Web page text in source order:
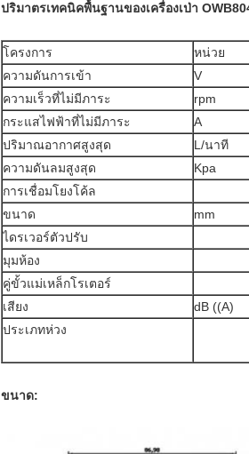
ปริมาตรเทคนิคพื้นฐานของเครื่องเป่า
โครงการ หน่วย
ความดันการเข้า
V
ความเร็วที่ไม่มีภาระ
rpm
กระแสไฟฟ้าที่ไม่มีภาระ
A
ปริมาณอากาศสูงสุด
L/นาที
ความดันลมสูงสุด
Kpa
การเชื่อมโยงโค้ล
ขนาด
mm
ไดรเวอร์ตัวปรับ
มุมห้อง
คู่ขั้วแม่เหล็กโรเตอร์
เสียง
dB ((A)
ประเภทห่วง
ขนาด: